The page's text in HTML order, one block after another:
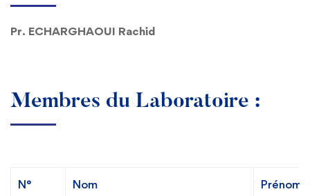
Pr. ECHARGHAOUI Rachid
Membres du Laboratoire :
N° Nom Prénom